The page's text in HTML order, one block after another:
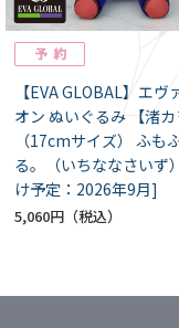
【EVA GLOBAL】エヴ
オン ぬいぐるみ 【渚カ
（17cmサイズ） ふも
る。（いちななさいず
け予定：2026年9月]
5,060円